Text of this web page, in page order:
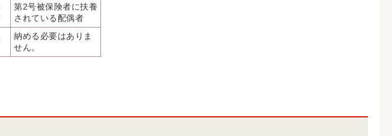
第2号被保険者に扶養
されている配偶者
納める必要はありま
せん。